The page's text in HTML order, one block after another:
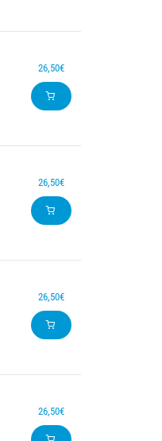
26,50€
26,50€
26,50€
26,50€